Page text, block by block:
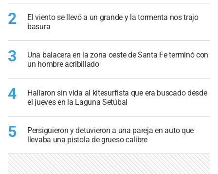
2
El viento se llevó a un grande y la tormenta nos trajo
basura
3
Una balacera en la zona oeste de Santa Fe terminó con
un hombre acribillado
4
Hallaron sin vida al kitesurfista que era buscado desde
el jueves en la Laguna Setúbal
5
Persiguieron y detuvieron a una pareja en auto que
llevaba una pistola de grueso calibre